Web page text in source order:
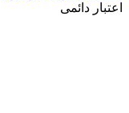
اعتبار دائمی